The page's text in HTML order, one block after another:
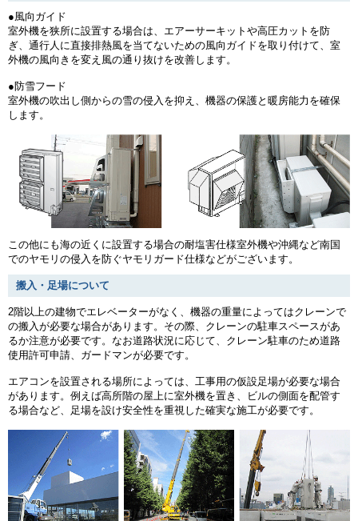
●風向ガイド
室外機を狭所に設置する場合は、エアーサーキットや高圧カットを防
ぎ、通行人に直接排熱風を当てないための風向ガイドを取り付けて、室
外機の風向きを変え風の通り抜けを改善します。
●防雪フード
室外機の吹出し側からの雪の侵入を抑え、機器の保護と暖房能力を確保
します。
この他にも海の近くに設置する場合の耐塩害仕様室外機や沖縄など南国
でのヤモリの侵入を防ぐヤモリガード仕様などがございます。
搬入・足場について
2階以上の建物でエレベーターがなく、機器の重量によってはクレーンで
の搬入が必要な場合があります。その際、クレーンの駐車スペースがあ
るか注意が必要です。なお道路状況に応じて、クレーン駐車のため道路
使用許可申請、ガードマンが必要です。
エアコンを設置される場所によっては、工事用の仮設足場が必要な場合
があります。例えば高所階の屋上に室外機を置き、ビルの側面を配管す
る場合など、足場を設け安全性を重視した確実な施工が必要です。